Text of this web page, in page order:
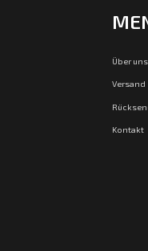
Über uns
Versand
Kontakt